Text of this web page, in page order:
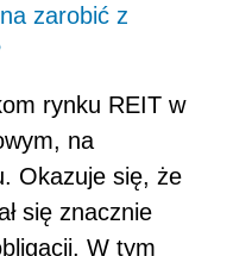
zarobić z
rynku REIT w
na
Okazuje się, że
się znacznie
W tym